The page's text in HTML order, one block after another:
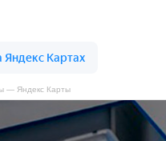
— Яндекс Карты